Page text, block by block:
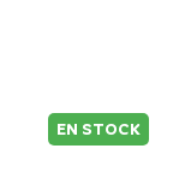
EN STOCK